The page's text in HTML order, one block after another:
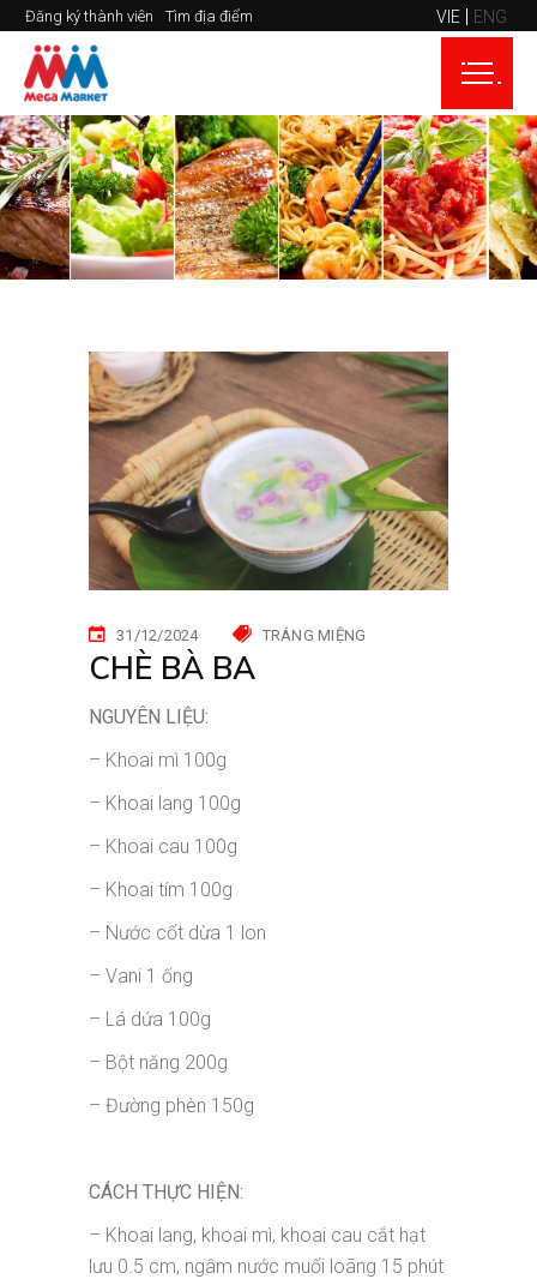
Đăng ký thành viên Tìm địa điểm VIE ENG
31/12/2024 TRÁNG MIỆNG
CHÈ BÀ BA
NGUYÊN LIỆU:
– Khoai mì 100g
– Khoai lang 100g
– Khoai cau 100g
– Khoai tím 100g
– Nước cốt dừa 1 lon
– Vani 1 ống
– Lá dứa 100g
– Bột năng 200g
– Đường phèn 150g
CÁCH THỰC HIỆN:
– Khoai lang, khoai mì, khoai cau cắt hạt
lưu 0.5 cm, ngâm nước muối loãng 15 phút